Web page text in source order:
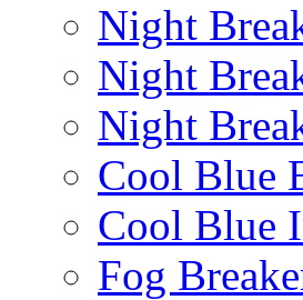
Night
Night
Night
Cool Blue
Cool Blue
Fog